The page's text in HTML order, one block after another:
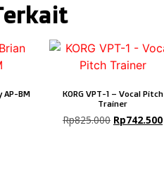
AP-BM
KORG VPT-1 – Vocal Pitch
Trainer
Rp825.000 Rp742.500